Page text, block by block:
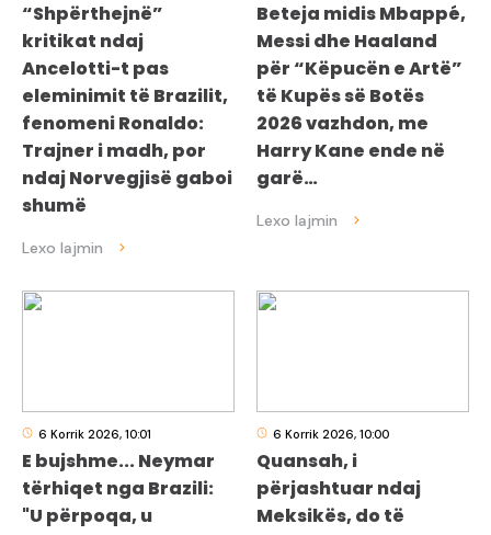
“Shpërthejnë”
kritikat ndaj
Ancelotti-t pas
eleminimit të Brazilit,
fenomeni Ronaldo:
Trajner i madh, por
ndaj Norvegjisë gaboi
shumë
Beteja midis Mbappé,
Messi dhe Haaland
për “Këpucën e Artë”
të Kupës së Botës
2026 vazhdon, me
Harry Kane ende në
garë…
6 Korrik 2026, 10:01
E bujshme... Neymar
tërhiqet nga Brazili:
"U përpoqa, u
6 Korrik 2026, 10:00
Quansah, i
përjashtuar ndaj
Meksikës, do të